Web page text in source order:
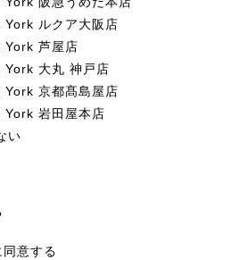
ルクア大阪店
York 芦屋店
York 大丸 神戸店
京都髙島屋店
岩田屋本店
い
同意する